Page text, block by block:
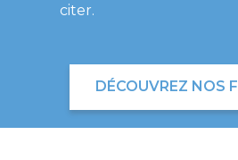
citer.
DÉCOUVREZ NOS